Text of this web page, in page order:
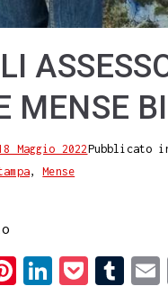
MENSE
Maggio 2022Pubblicato
,Mense
P
L
T